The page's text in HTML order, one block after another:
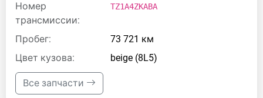
Номер
трансмиссии:
TZ1A4ZKABA
Пробег:
73 721 км
Цвет кузова:
beige (8L5)
Все запчасти